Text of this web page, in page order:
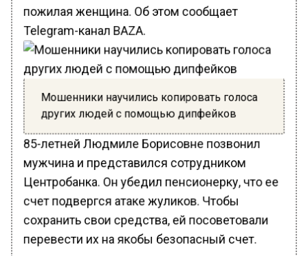
пожилая женщина. Об этом сообщает
Telegram-канал BAZA.
Мошенники научились копировать голоса
других людей с помощью дипфейков
85-летней Людмиле Борисовне позвонил
мужчина и представился сотрудником
Центробанка. Он убедил пенсионерку, что ее
счет подвергся атаке жуликов. Чтобы
сохранить свои средства, ей посоветовали
перевести их на якобы безопасный счет.